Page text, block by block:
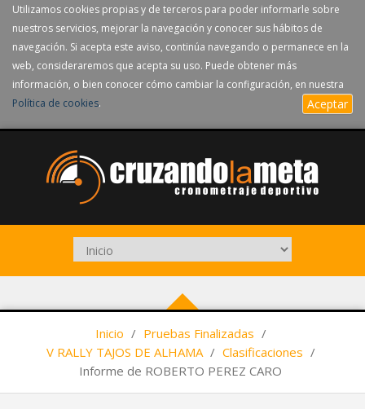
Utilizamos cookies propias y de terceros para poder informarle sobre
nuestros servicios, mejorar la navegación y conocer sus hábitos de
navegación. Si acepta este aviso, continúa navegando o permanece en la
web, consideraremos que acepta su uso. Puede obtener más
información, o bien conocer cómo cambiar la configuración, en nuestra
Política de cookies. Aceptar
Inicio / Pruebas Finalizadas /
V RALLY TAJOS DE ALHAMA / Clasificaciones /
Informe de ROBERTO PEREZ CARO